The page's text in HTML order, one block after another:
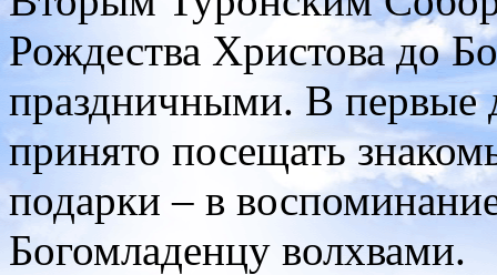
Рождества Христова до
праздничными. В первые
принято посещать
подарки – в
Богомладенцу волхвами.